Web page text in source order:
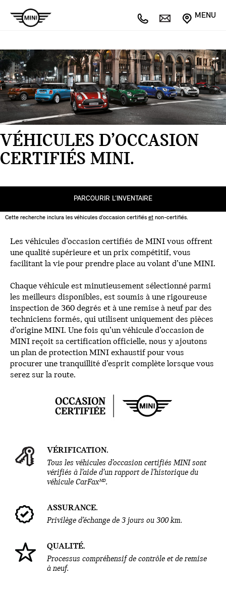
MENU
VÉHICULES D’OCCASION
CERTIFIÉS MINI.
PARCOURIR L’INVENTAIRE
Cette recherche inclura les véhicules d’occasion certifiés et non-certifiés.
Les véhicules d’occasion certifiés de MINI vous offrent
une qualité supérieure et un prix compétitif, vous
facilitant la vie pour prendre place au volant d’une MINI.
Chaque véhicule est minutieusement sélectionné parmi
les meilleurs disponibles, est soumis à une rigoureuse
inspection de 360 degrés et à une remise à neuf par des
techniciens formés, qui utilisent uniquement des pièces
d’origine MINI. Une fois qu’un véhicule d’occasion de
MINI reçoit sa certification officielle, nous y ajoutons
un plan de protection MINI exhaustif pour vous
procurer une tranquillité d’esprit complète lorsque vous
serez sur la route.
VÉRIFICATION.
Tous les véhicules d’occasion certifiés MINI sont
vérifiés à l’aide d’un rapport de l’historique du
véhicule CarFaxMD.
ASSURANCE.
Privilège d’échange de 3 jours ou 300 km.
QUALITÉ.
Processus compréhensif de contrôle et de remise
à neuf.